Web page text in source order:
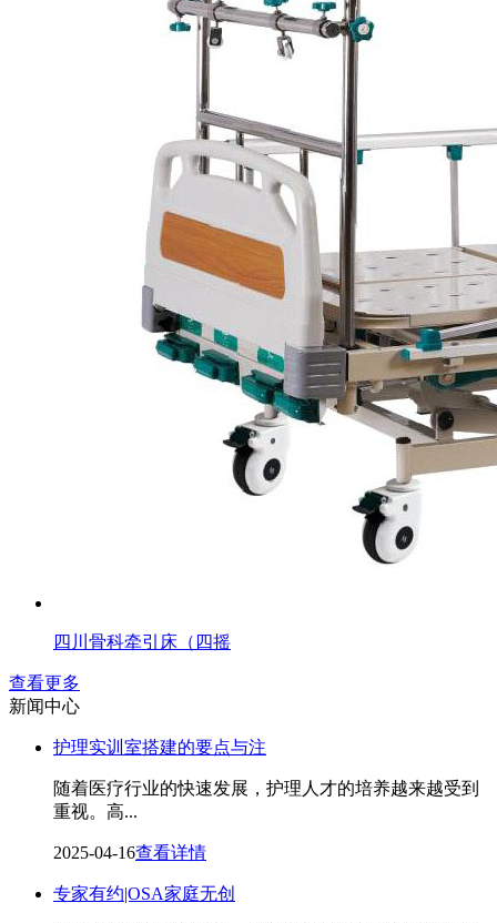
四川骨科牵引床（四摇
查看更多
新闻中心
护理实训室搭建的要点与注
随着医疗行业的快速发展，护理人才的培养越来越受到
重视。高...
2025-04-16查看详情
专家有约|OSA家庭无创